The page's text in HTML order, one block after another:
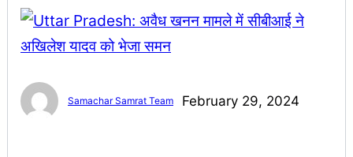
Samachar Samrat Team February 29, 2024